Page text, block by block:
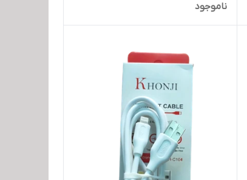
ناموجود